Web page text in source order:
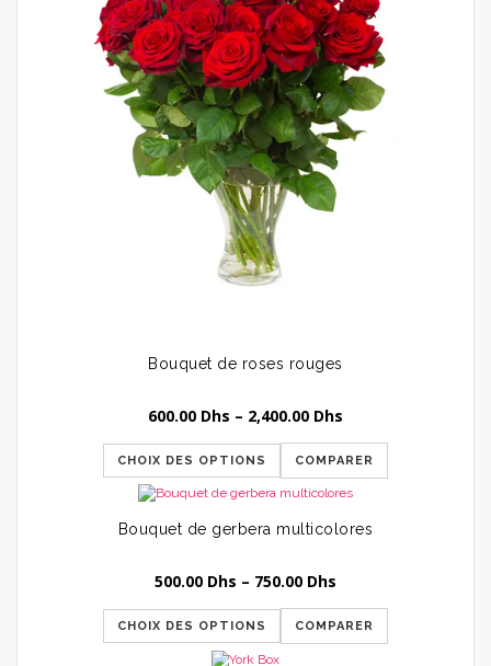
Bouquet de roses rouges
600.00 Dhs – 2,400.00 Dhs
CHOIX DES OPTIONS COMPARER
Bouquet de gerbera multicolores
500.00 Dhs – 750.00 Dhs
CHOIX DES OPTIONS COMPARER